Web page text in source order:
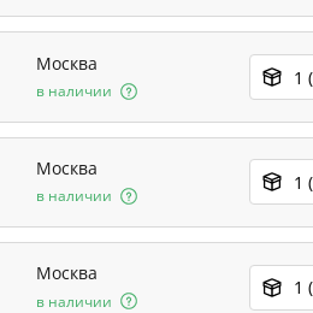
Москва
в наличии
1
Москва
в наличии
1
Москва
в наличии
1